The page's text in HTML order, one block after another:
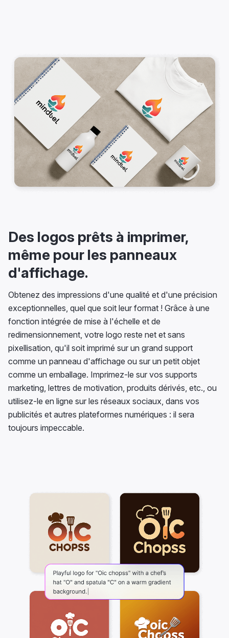
Des logos prêts à imprimer,
même pour les panneaux
d'affichage.
Obtenez des impressions d'une qualité et d'une précision
exceptionnelles, quel que soit leur format ! Grâce à une
fonction intégrée de mise à l'échelle et de
redimensionnement, votre logo reste net et sans
pixellisation, qu'il soit imprimé sur un grand support
comme un panneau d'affichage ou sur un petit objet
comme un emballage. Imprimez-le sur vos supports
marketing, lettres de motivation, produits dérivés, etc., ou
utilisez-le en ligne sur les réseaux sociaux, dans vos
publicités et autres plateformes numériques : il sera
toujours impeccable.